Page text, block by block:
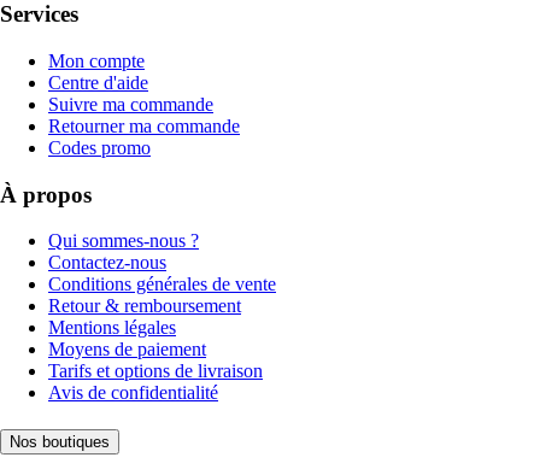
Services
Mon compte
Centre d'aide
Suivre ma commande
Retourner ma commande
Codes promo
À propos
Qui sommes-nous ?
Contactez-nous
Conditions générales de vente
Retour & remboursement
Mentions légales
Moyens de paiement
Tarifs et options de livraison
Avis de confidentialité
Nos boutiques